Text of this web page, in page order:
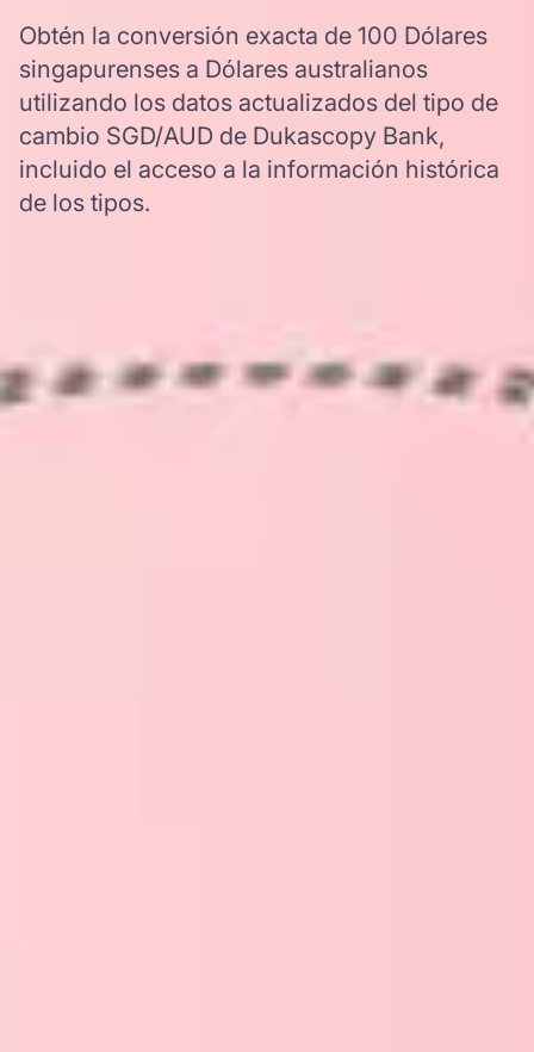
Obtén la conversión exacta de 100 Dólares
singapurenses a Dólares australianos
utilizando los datos actualizados del tipo de
cambio SGD/AUD de Dukascopy Bank,
incluido el acceso a la información histórica
de los tipos.